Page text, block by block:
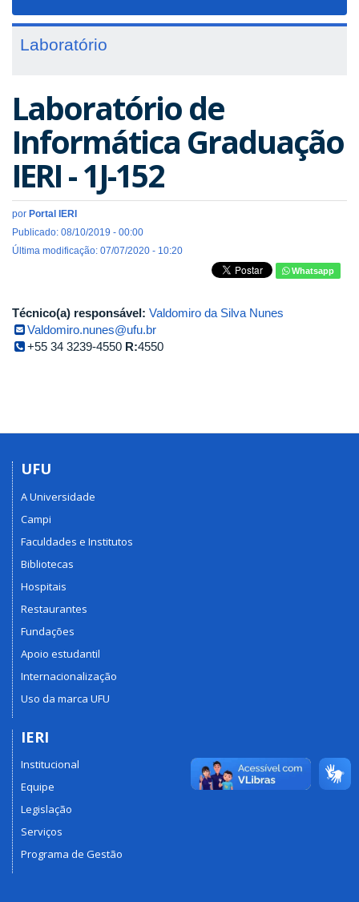
Laboratório
Laboratório de
Informática Graduação
IERI - 1J-152
por Portal IERI
Publicado: 08/10/2019 - 00:00
Última modificação: 07/07/2020 - 10:20
Whatsapp
Técnico(a) responsável: Valdomiro da Silva Nunes
Valdomiro.nunes@ufu.br
+55 34 3239-4550 R:4550
UFU
A Universidade
Campi
Faculdades e Institutos
Bibliotecas
Hospitais
Restaurantes
Fundações
Apoio estudantil
Internacionalização
Uso da marca UFU
IERI
Institucional
Equipe
Legislação
Serviços
Programa de Gestão